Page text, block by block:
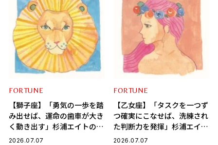
FORTUNE
【獅子座】「勇気の一歩を踏
み出せば、運命の歯車が大き
く動き出す」杉浦エイトの幸
運を呼ぶ12星座占い（7/7～
2026.07.07
FORTUNE
【乙女座】「タスクを一つず
つ確実にこなせば、洗練され
た判断力を発揮」杉浦エイト
の幸運を呼ぶ12星座占い
2026.07.07